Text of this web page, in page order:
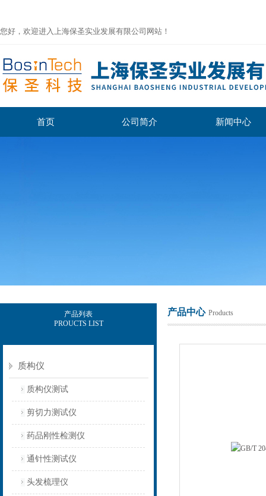
您好，欢迎进入上海保圣实业发展有限公司网站！
首页 公司简介 新闻中心
产品列表
PROUCTS LIST
质构仪
质构仪测试
剪切力测试仪
药品刚性检测仪
通针性测试仪
头发梳理仪
产品中心 Products